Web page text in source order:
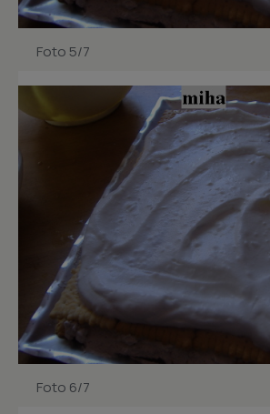
Foto 5/7
Foto 6/7